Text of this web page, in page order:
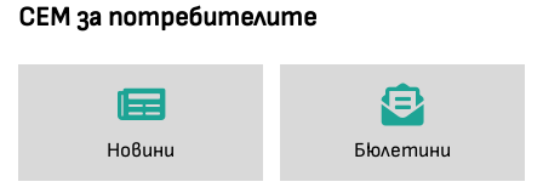
СЕМ за потребителите
Новини Бюлетини